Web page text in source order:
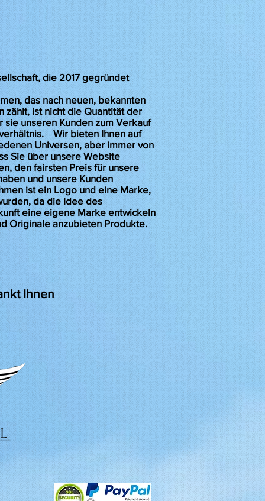
die 2017 gegründet
das nach neuen, bekannten
zählt, ist nicht die Quantität der
unseren Kunden zum Verkauf
Wir bieten Ihnen auf
Universen, aber immer von
Sie über unsere Website
den fairsten Preis für unsere
und unsere Kunden
ist ein Logo und eine Marke,
da die Idee des
eine eigene Marke entwickeln
Originale anzubieten Produkte.
Ihnen